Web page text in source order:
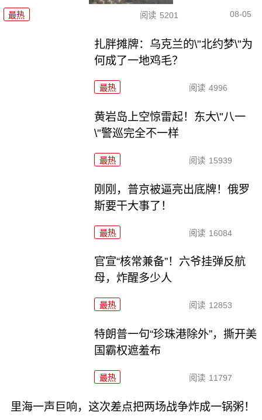
最热 阅读 5201 08-05
扎胖摊牌：乌克兰的\"北约梦\"为
何成了一地鸡毛？
最热 阅读 4996
黄岩岛上空惊雷起！东大\"八一
\"警巡完全不一样
最热 阅读 15939
刚刚，普京被逼亮出底牌！俄罗
斯要干大事了！
最热 阅读 16084
官宣“核常兼备”！六爷挂弹反航
母，炸醒多少人
最热 阅读 12853
特朗普一句“珍珠港除外”，撕开美
国霸权遮羞布
最热 阅读 11797
里海一声巨响，这次差点把两场战争炸成一锅粥！